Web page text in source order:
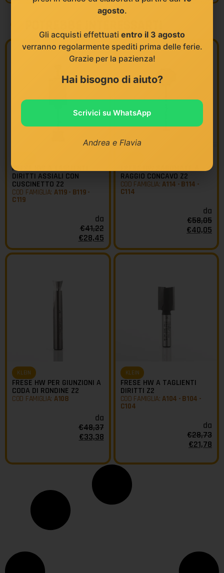
FRESE HW A TAGLIENTI
DIRITTI ASSIALI CON
CUSCINETTO Z2
COD FAMIGLIA: A119 - B119 -
C119
da
€41,22
€28,45
FRESE HW SAGOMATE A
RAGGIO CONCAVO Z2
COD FAMIGLIA:A114 - B114 -
C114
da
€58,05
€40,05
KLEIN
FRESE HW PER GIUNZIONI A
CODA DI RONDINE Z2
COD FAMIGLIA: A108
da
€48,37
€33,38
KLEIN
FRESE HW A TAGLIENTI
DIRITTI Z2
COD FAMIGLIA:A104 - B104 -
C104
da
€28,73
€21,78
agosto.
Gli acquisti effettuati entro il 3 agosto
verranno regolarmente spediti prima delle ferie.
Grazie per la pazienza!
Hai bisogno di aiuto?
Scrivici su WhatsApp
Andrea e Flavia